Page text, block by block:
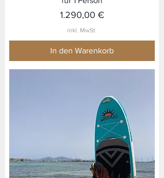
Preis
1.290,00 €
inkl. MwSt.
In den Warenkorb